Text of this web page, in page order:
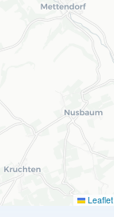
Leaflet